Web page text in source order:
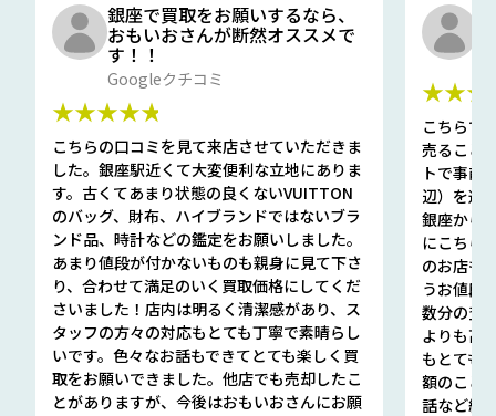
銀座で買取をお願いするなら、
おもいおさんが断然オススメで
す！！
Googleクチコミ
★★★★★
こちらの口コミを見て来店させていただきま
した。銀座駅近くて大変便利な立地にありま
す。古くてあまり状態の良くないVUITTON
のバッグ、財布、ハイブランドではないブラ
ンド品、時計などの鑑定をお願いしました。
あまり値段が付かないものも親身に見て下さ
り、合わせて満足のいく買取価格にしてくだ
さいました！店内は明るく清潔感があり、ス
タッフの方々の対応もとても丁寧で素晴らし
いです。色々なお話もできてとても楽しく買
取をお願いできました。他店でも売却したこ
とがありますが、今後はおもいおさんにお願
こちらで
売ること
トで事前
辺）を選
銀座から
にこちら
のお店も
うお値段
数分の査
よりも高
もとても
額のこと
話など細